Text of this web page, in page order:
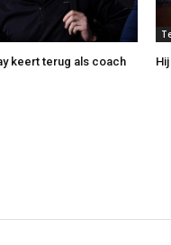
keert terug als coach